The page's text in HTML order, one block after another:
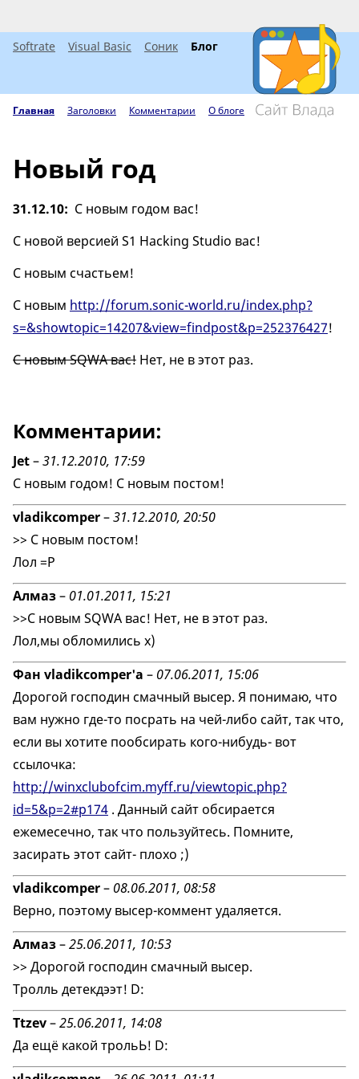
Softrate Visual Basic Соник Блог
Главная Заголовки Комментарии О блоге
Новый год
31.12.10
С новым годом вас!
С новой версией S1 Hacking Studio вас!
С новым счастьем!
С новым http://forum.sonic-world.ru/index.php?
s=&showtopic=14207&view=findpost&p=252376427!
С новым SQWA вас! Нет, не в этот раз.
Комментарии:
Jet–31.12.2010, 17:59
С новым годом! С новым постом!
vladikcomper–31.12.2010, 20:50
>> С новым постом!
Лол =Р
Алмаз– 01.01.2011, 15:21
>>С новым SQWA вас! Нет, не в этот раз.
Лол,мы обломились х)
Фан vladikcomper'a – 07.06.2011, 15:06
Дорогой господин смачный высер. Я понимаю, что
вам нужно где-то посрать на чей-либо сайт, так что,
если вы хотите пообсирать кого-нибудь- вот
ссылочка:
http://winxclubofcim.myff.ru/viewtopic.php?
id=5&p=2#p174 . Данный сайт обсирается
ежемесечно, так что пользуйтесь. Помните,
засирать этот сайт- плохо ;)
vladikcomper– 08.06.2011, 08:58
Верно, поэтому высер-коммент удаляется.
Алмаз–25.06.2011, 10:53
>> Дорогой господин смачный высер.
Тролль детекдээт! D:
Ttzev–25.06.2011, 14:08
Да ещё какой трольЬ! D: